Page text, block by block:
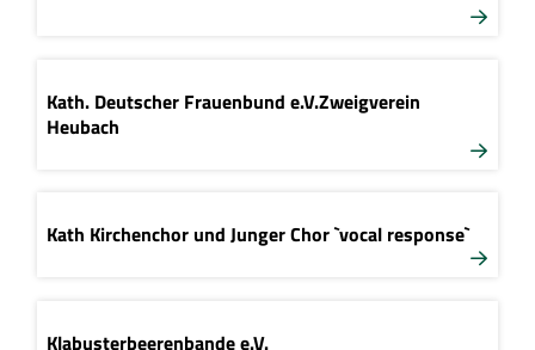
Kath. Deutscher Frauenbund e.V.Zweigverein
Heubach
Kath Kirchenchor und Junger Chor `vocal response`
Klabusterbeerenbande e.V.